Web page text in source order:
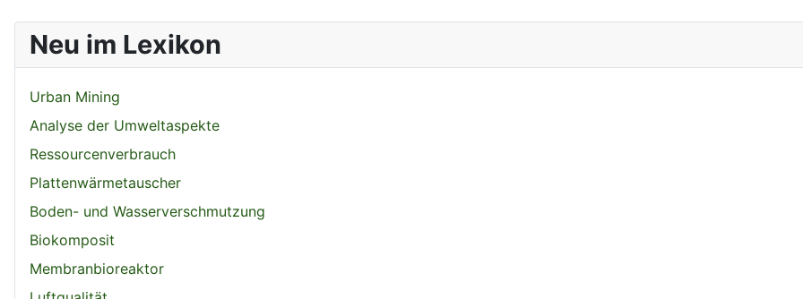
Neu im Lexikon
Urban Mining
Analyse der Umweltaspekte
Ressourcenverbrauch
Plattenwärmetauscher
Boden- und Wasserverschmutzung
Biokomposit
Membranbioreaktor